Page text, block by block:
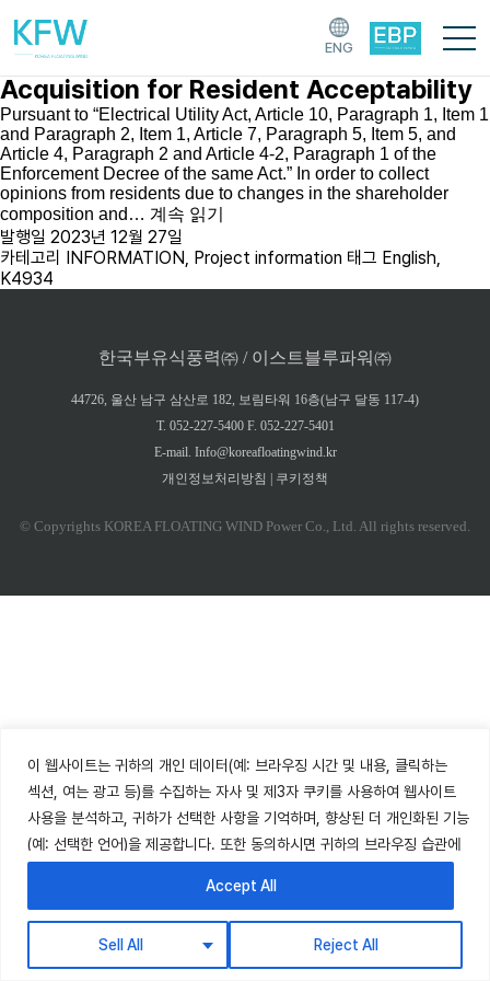
이 웹사이트는 귀하의 개인 데이터(예: 브라우징 시간 및 내용, 클릭하는
섹션, 여는 광고 등)를 수집하는 자사 및 제3자 쿠키를 사용하여 웹사이트
사용을 분석하고, 귀하가 선택한 사항을 기억하며, 향상된 더 개인화된 기능
(예: 선택한 언어)을 제공합니다. 또한 동의하시면 귀하의 브라우징 습관에
데이터는 6개월 동안 보관됩니다. 쿠키를 거부할 권리가 있으나, 일부
웹사이트 기능이 제한될 수 있습니다.쿠키 정책을 참조하세요.
↓ English descriptions are below ↓
Accept All
Reject All
Sell All
ENG
[태그:]
(Public Notice) East Blue Power Stock
Acquisition for Resident Acceptability
Pursuant to “Electrical Utility Act, Article 10, Paragraph 1, Item 1
and Paragraph 2, Item 1, Article 7, Paragraph 5, Item 5, and
Article 4, Paragraph 2 and Article 4-2, Paragraph 1 of the
Enforcement Decree of the same Act.” In order to collect
opinions from residents due to changes in the shareholder
composition and… 계속 읽기
발행일 2023년 12월 27일
카테고리 INFORMATION, Project information 태그 English,
K4934
한국부유식풍력㈜ / 이스트블루파워㈜
44726, 울산 남구 삼산로 182, 보림타워 16층(남구 달동 117-4)
T. 052-227-5400 F. 052-227-5401
E-mail. Info@koreafloatingwind.kr
개인정보처리방침 | 쿠키정책
© Copyrights KOREA FLOATING WIND Power Co., Ltd. All rights reserved.